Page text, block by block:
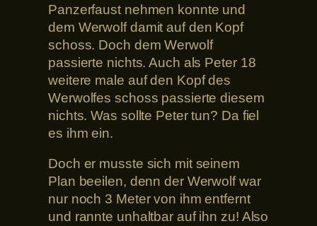
Panzerfaust nehmen konnte und
dem Werwolf damit auf den Kopf
schoss. Doch dem Werwolf
passierte nichts. Auch als Peter 18
weitere male auf den Kopf des
Werwolfes schoss passierte diesem
nichts. Was sollte Peter tun? Da fiel
es ihm ein.
Doch er musste sich mit seinem
Plan beeilen, denn der Werwolf war
nur noch 3 Meter von ihm entfernt
und rannte unhaltbar auf ihn zu! Also